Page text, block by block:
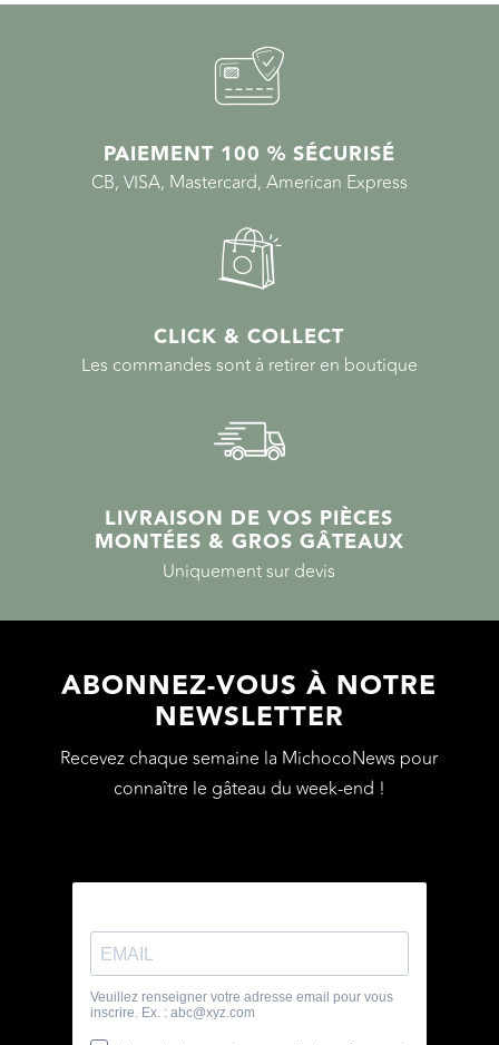
PAIEMENT 100 % SÉCURISÉ
CB, VISA, Mastercard, American Express
CLICK & COLLECT
Les commandes sont à retirer en boutique
LIVRAISON DE VOS PIÈCES
MONTÉES & GROS GÂTEAUX
Uniquement sur devis
ABONNEZ-VOUS À NOTRE
NEWSLETTER
Recevez chaque semaine la MichocoNews pour
connaître le gâteau du week-end !